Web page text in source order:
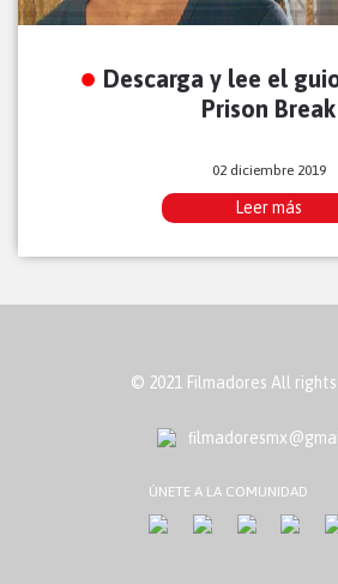
Descarga y lee el
Prison Break
02 diciembre 2019
Leer más
© 2021 Filmadores All
ÚNETE A LA COMUNIDAD